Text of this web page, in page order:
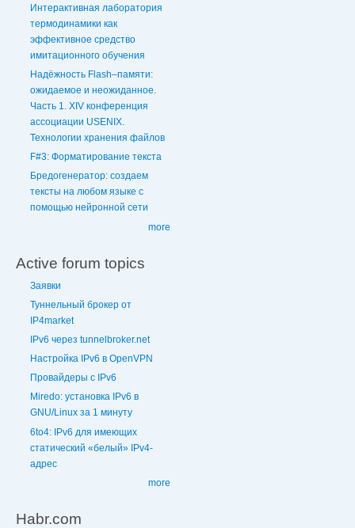
Интерактивная лаборатория
термодинамики как
эффективное средство
имитационного обучения
Надёжность Flash–памяти:
ожидаемое и неожиданное.
Часть 1. XIV конференция
ассоциации USENIX.
Технологии хранения файлов
F#3: Форматирование текста
Бредогенератор: создаем
тексты на любом языке с
помощью нейронной сети
more
Active forum topics
Заявки
Туннельный брокер от
IP4market
IPv6 через tunnelbroker.net
Настройка IPv6 в OpenVPN
Провайдеры с IPv6
Miredo: установка IPv6 в
GNU/Linux за 1 минуту
6to4: IPv6 для имеющих
статический «белый» IPv4-
адрес
more
Habr.com